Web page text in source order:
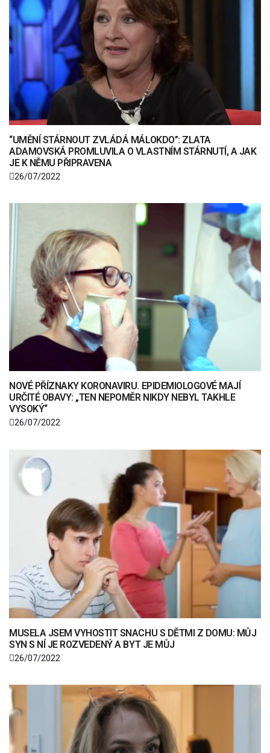
“UMĚNÍ STÁRNOUT ZVLÁDÁ MÁLOKDO”: ZLATA
ADAMOVSKÁ PROMLUVILA O VLASTNÍM STÁRNUTÍ, A JAK
JE K NĚMU PŘIPRAVENA
26/07/2022
NOVÉ PŘÍZNAKY KORONAVIRU. EPIDEMIOLOGOVÉ MAJÍ
URČITÉ OBAVY: „TEN NEPOMĚR NIKDY NEBYL TAKHLE
VYSOKÝ“
26/07/2022
MUSELA JSEM VYHOSTIT SNACHU S DĚTMI Z DOMU: MŮJ
SYN S NÍ JE ROZVEDENÝ A BYT JE MŮJ
26/07/2022